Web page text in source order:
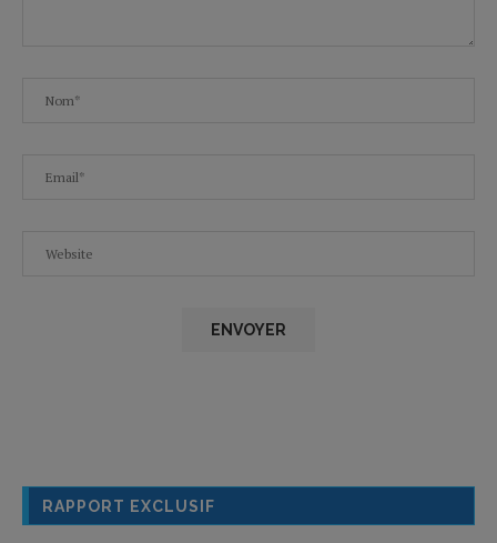
RAPPORT EXCLUSIF